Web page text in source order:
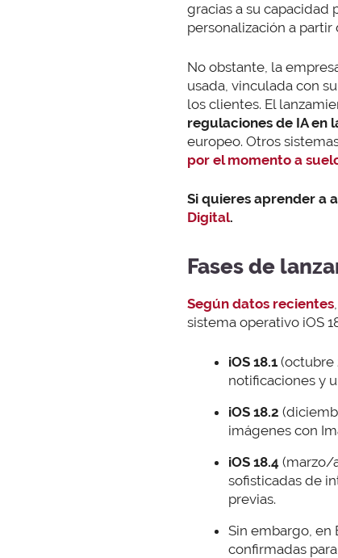
gracias a su
personalización a
No obstante, la
usada, vinculada con
los clientes. El
regulaciones de IA en
europeo. Otros
por el momento a
Si quieres aprender a
Digital.
Fases de
Según datos recientes
sistema operativo iOS
iOS 18.1 (octubre
notificaciones y
iOS 18.2
imágenes con
iOS 18.4 (marzo/
sofisticadas de
previas.
Sin embargo, en
confirmadas